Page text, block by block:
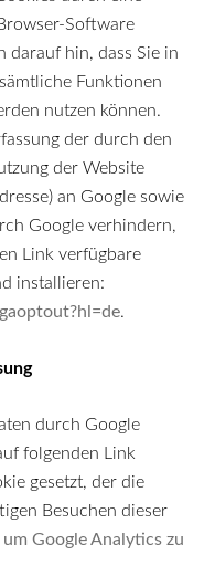
Software
darauf hin, dass Sie in
Funktionen
nutzen können.
der durch den
der Website
an Google sowie
Google verhindern,
Link verfügbare
installieren:
.
durch Google
folgenden Link
gesetzt, der die
Besuchen dieser
Google Analytics zu